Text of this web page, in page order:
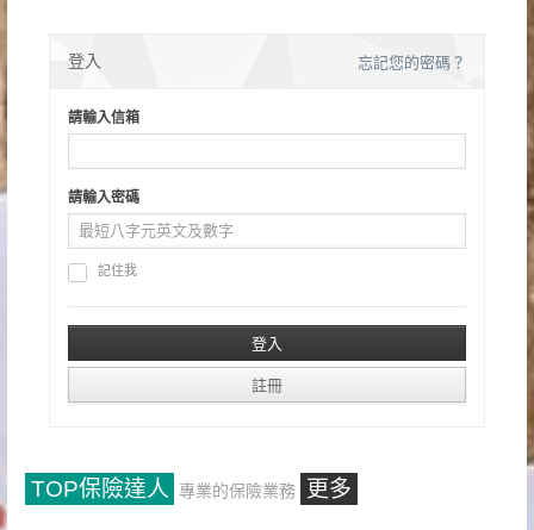
登入 忘記您的密碼？
請輸入信箱
請輸入密碼
記住我
TOP保險達人 專業的保險業務 更多